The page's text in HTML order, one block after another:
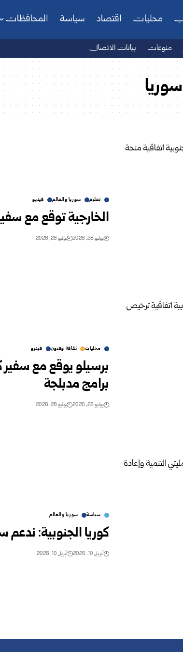
محليات اقتصاد سياسة المحافظات
منوعات بيانات الاتصال
تعليم سوريا والعالم فيديو
الخارجية توقع مع
يوليو 28, 2026 يوليو 28, 2026
محليات ثقافة وفنون فيديو
برسيلو يوقع مع
برامج مدبلجة
يوليو 28, 2026 يوليو 28, 2026
سياسة سوريا والعالم
كوريا الجنوبية: ندعم
أبريل 10, 2026 أبريل 10, 2026